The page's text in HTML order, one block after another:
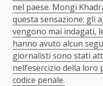
nel paese. Mongi
questa sensazione: gli
vengono mai indagati,
hanno avuto alcun
giornalisti sono stati
nell’esercizio della
codice penale.